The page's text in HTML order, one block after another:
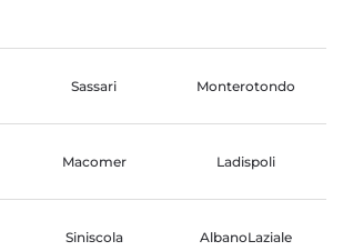
Sassari Monterotondo
Macomer Ladispoli
Siniscola AlbanoLaziale